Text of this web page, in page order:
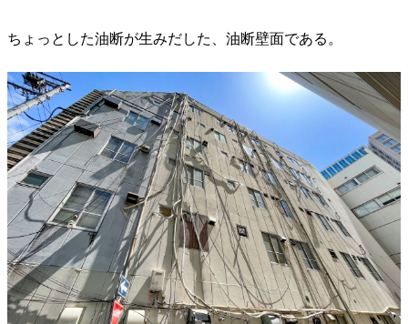
ちょっとした油断が生みだした、油断壁面である。